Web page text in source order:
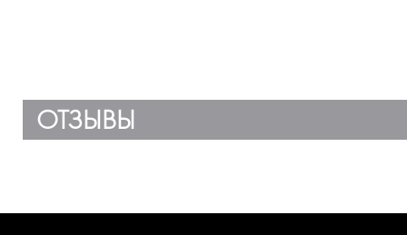
ОТЗЫВЫ